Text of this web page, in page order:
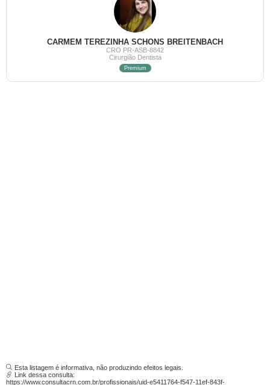
CARMEM TEREZINHA SCHONS BREITENBACH
CRO PR-ASB-8842
Cirurgião Dentista
Premium
Esta listagem é informativa, não produzindo efeitos legais.
Link dessa consulta:
https://www.consultacrn.com.br/profissionais/uid-e5411764-f547-11ef-843f-